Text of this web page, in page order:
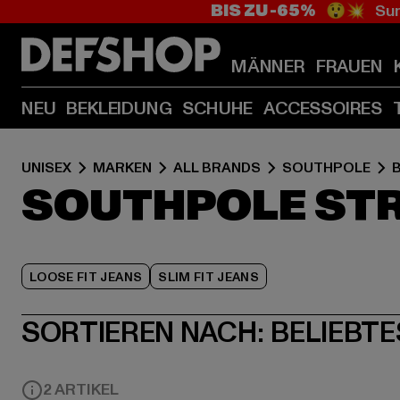
BIS ZU -65% 😲💥
MÄNNER FRAUEN
NEU BEKLEIDUNG SCHUHE ACCESSOIRES
UNISEX MARKEN ALL BRANDS SOUTHPOLE
SOUTHPOLE
LOOSE FIT JEANS SLIM FIT JEANS
SORTIEREN NACH:
2 ARTIKEL